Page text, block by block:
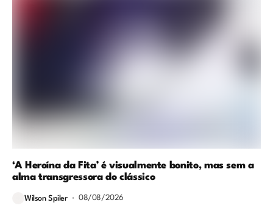
‘A Heroína da Fita’ é visualmente bonito, mas sem a
alma transgressora do clássico
Wilson Spiler 08/08/2026